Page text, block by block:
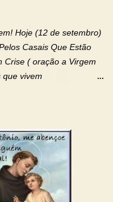
coração bondoso as
Hoje (12 de setembro)
Casais Que Estão
Crise ( oração a Virgem
que vivem
pela cura dos
doente? Você está
e entre nesta corrente
de Jesus curar e
Devoção e Fé